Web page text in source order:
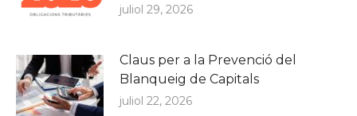
juliol 29, 2026
Claus per a la Prevenció del
Blanqueig de Capitals
juliol 22, 2026